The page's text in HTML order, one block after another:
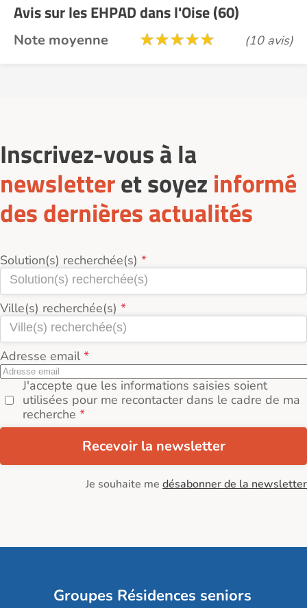
Avis sur les EHPAD dans l'Oise (60)
Note moyenne (10 avis)
Inscrivez-vous à la
newsletteret soyez informé
des dernières actualités
Solution(s) recherchée(s)
Ville(s) recherchée(s)
Adresse email
J'accepte que les informations saisies soient
utilisées pour me recontacter dans le cadre de ma
recherche
Recevoir la newsletter
Je souhaite me désabonner de la newsletter
Groupes Résidences seniors